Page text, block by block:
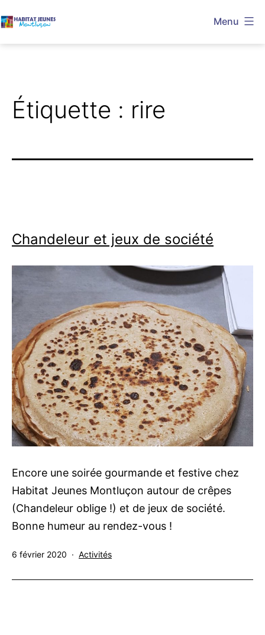
au
Menu
Étiquette : rire
Chandeleur et jeux de société
Encore une soirée gourmande et festive chez
Habitat Jeunes Montluçon autour de crêpes
(Chandeleur oblige !) et de jeux de société.
Bonne humeur au rendez-vous !
Publié
6 février 2020
Catégorisé
Activités